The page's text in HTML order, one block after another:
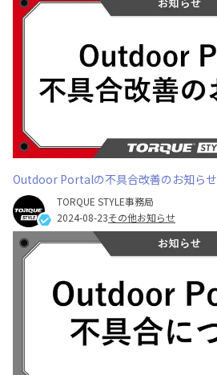
Outdoor Portalの不具合改善のお知らせ
TORQUE STYLE事務局
2024-08-23その他お知らせ